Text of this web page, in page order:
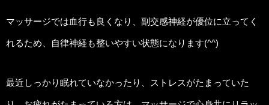
マッサージでは血行も良くなり、副交感神経が優位に立ってく
れるため、自律神経も整いやすい状態になります(^^)
最近しっかり眠れていなかったり、ストレスがたまっていた